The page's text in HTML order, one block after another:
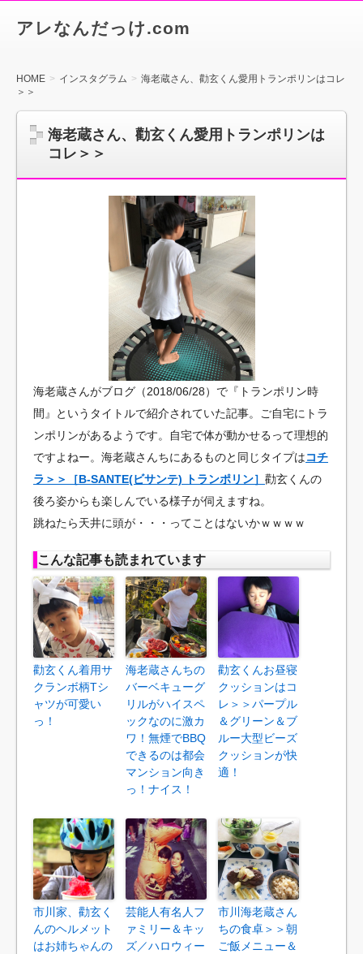
アレなんだっけ.com
HOME インスタグラム
海老蔵さん、勸玄くん愛用トランポリンはコレ
＞＞
海老蔵さん、勸玄くん愛用トランポリンは
コレ＞＞
海老蔵さんがブログ（2018/06/28）で『トランポリン時
間』というタイトルで紹介されていた記事。ご自宅にトラ
ンポリンがあるようです。自宅で体が動かせるって理想的
ですよねー。海老蔵さんちにあるものと同じタイプはコチ
ラ＞＞［B-SANTE(ビサンテ) トランポリン］ 勸玄くんの
後ろ姿からも楽しんでいる様子が伺えますね。
跳ねたら天井に頭が・・・ってことはないかｗｗｗｗ
こんな記事も読まれています
勸玄くん着用サ
クランボ柄Tシ
ャツが可愛い
っ！
海老蔵さんちの
バーベキューグ
リルがハイスペ
ックなのに激カ
ワ！無煙でBBQ
できるのは都会
マンション向き
っ！ナイス！
勸玄くんお昼寝
クッションはコ
レ＞＞パープル
＆グリーン＆ブ
ルー大型ビーズ
クッションが快
適！
市川家、勸玄く
んのヘルメット
はお姉ちゃんの
芸能人有名人フ
ァミリー＆キッ
ズ／ハロウィー
市川海老蔵さん
ちの食卓＞＞朝
ご飯メニュー＆